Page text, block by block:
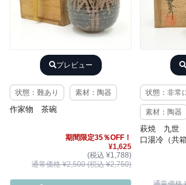
プレビュー
状態：難あり 素材：陶器
作家物 茶碗
期間限定35％OFF！
¥1,625
(税込 ¥1,788)
通常価格 ¥2,500 (税込 ¥2,750)
状態：非常
素材：陶器
萩焼 九世
口湯冷（共箱